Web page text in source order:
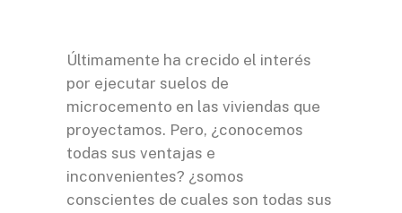
Últimamente ha crecido el interés
por ejecutar suelos de
microcemento en las viviendas que
proyectamos. Pero, ¿conocemos
todas sus ventajas e
inconvenientes? ¿somos
conscientes de cuales son todas sus